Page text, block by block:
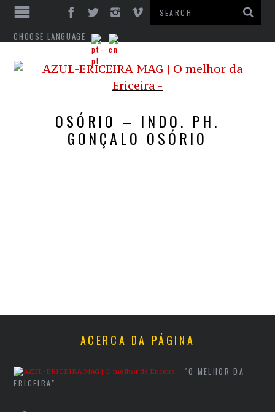
CHOOSE LANGUAGE
OSÓRIO – INDO. PH.
GONÇALO OSÓRIO
ACERCA DA PÁGINA
"O MELHOR DA
ERICEIRA"